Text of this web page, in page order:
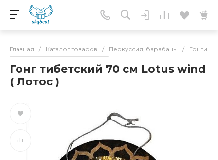
Главная / Каталог товаров / Перкуссия, барабаны / Гонги
Гонг тибетский 70 см Lotus wind
( Лотос )